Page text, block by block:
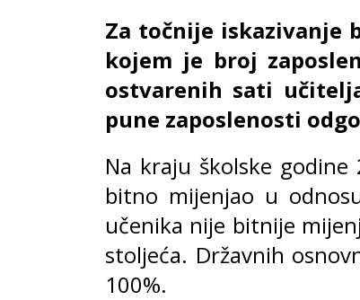
Za točnije iskazivanje
kojem je broj
ostvarenih sati
pune zaposlenosti
Na kraju školske
bitno mijenjao u
učenika nije bitnije
stoljeća. Državnih
100%.